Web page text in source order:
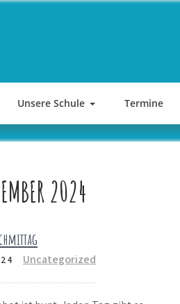
Unsere Schule Termine
2024
Uncategorized